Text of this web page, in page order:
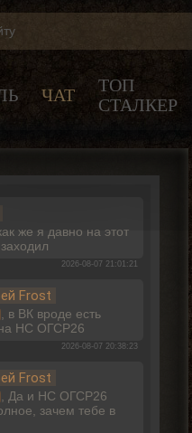
ЧАТ
ТОП
СТАЛКЕР
же я давно на этот
2026-08-07 21:01:21
Frost
, в ВК вроде есть
НС ОГСР26
2026-08-07 20:38:23
Frost
, Да и НС ОГСР26
зачем тебе в